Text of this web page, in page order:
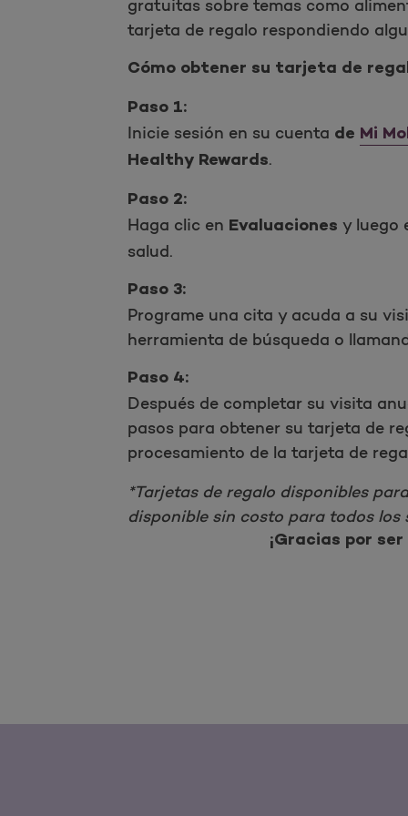
gratuitas sobre temas como
tarjeta de regalo respondiendo
Cómo obtener su tarjeta de
Paso 1:
Inicie sesión en su cuenta de Mi
Healthy Rewards.
Paso 2:
Haga clic en Evaluaciones y luego
salud.
Paso 3:
Programe una cita y acuda a su
herramienta de búsqueda o
Paso 4:
Después de completar su visita
pasos para obtener su tarjeta de
procesamiento de la tarjeta de
*Tarjetas de regalo disponibles
disponible sin costo para todos los
¡Gracias por